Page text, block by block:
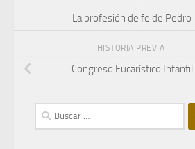
La profesión de fe de Pedro
HISTORIA PREVIA
Congreso Eucarístico Infantil
Buscar: